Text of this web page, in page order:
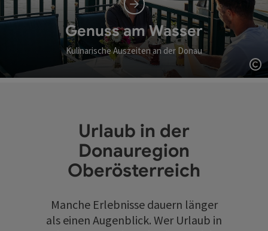
Genuss am Wasser
Kulinarische Auszeiten an der Donau
Urlaub in der
Donauregion
Oberösterreich
Manche Erlebnisse dauern länger
als einen Augenblick. Wer Urlaub in